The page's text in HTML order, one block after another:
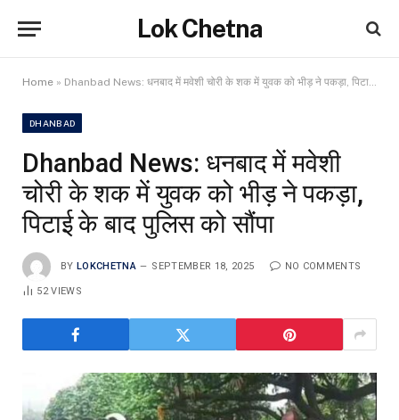
Lok Chetna
Home » Dhanbad News: धनबाद में मवेशी चोरी के शक में युवक को भीड़ ने पकड़ा, पिटाई के बाद पुलिस को सौंपा
DHANBAD
Dhanbad News: धनबाद में मवेशी
चोरी के शक में युवक को भीड़ ने पकड़ा,
पिटाई के बाद पुलिस को सौंपा
BY LOKCHETNA SEPTEMBER 18, 2025 NO COMMENTS
52VIEWS